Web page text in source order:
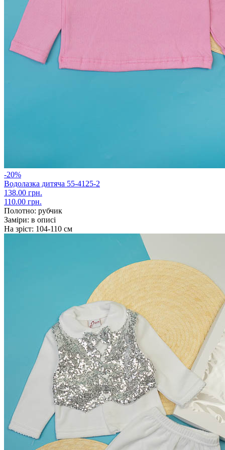
-20%
Водолазка дитяча 55-4125-2
138.00 грн.
110.00 грн.
Полотно: рубчик
Заміри: в описі
На зріст: 104-110 см